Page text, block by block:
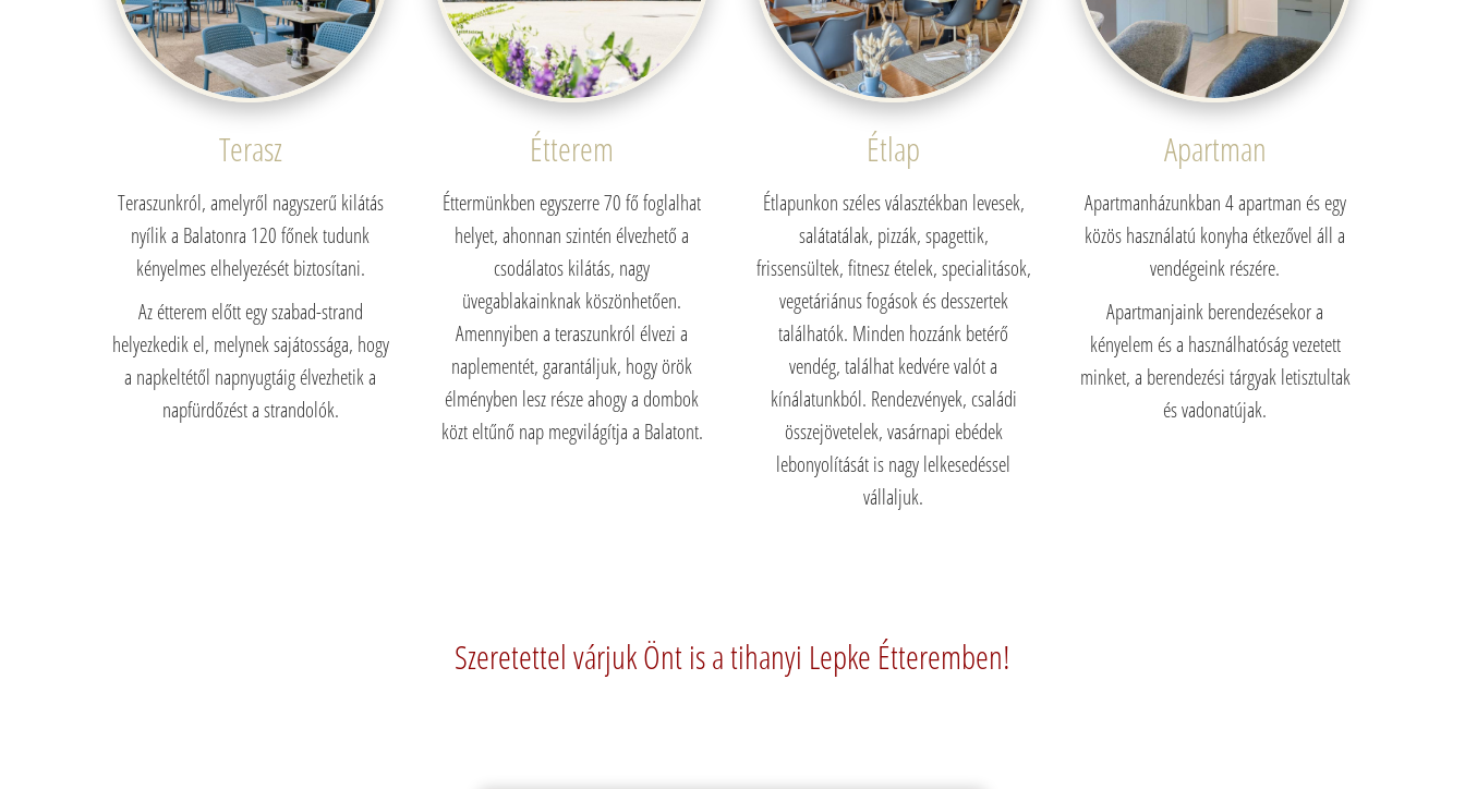
Terasz
Teraszunkról, amelyről nagyszerű kilátás
nyílik a Balatonra 120 főnek tudunk
kényelmes elhelyezését biztosítani.
Az étterem előtt egy szabad-strand
helyezkedik el, melynek sajátossága, hogy
a napkeltétől napnyugtáig élvezhetik a
napfürdőzést a strandolók.
Étterem
Éttermünkben egyszerre 70 fő foglalhat
helyet, ahonnan szintén élvezhető a
csodálatos kilátás, nagy
üvegablakainknak köszönhetően.
Amennyiben a teraszunkról élvezi a
naplementét, garantáljuk, hogy örök
élményben lesz része ahogy a dombok
közt eltűnő nap megvilágítja a Balatont.
Étlap
Étlapunkon széles választékban levesek,
salátatálak, pizzák, spagettik,
frissensültek, fitnesz ételek, specialitások,
vegetáriánus fogások és desszertek
találhatók. Minden hozzánk betérő
vendég, találhat kedvére valót a
kínálatunkból. Rendezvények, családi
összejövetelek, vasárnapi ebédek
lebonyolítását is nagy lelkesedéssel
vállaljuk.
Apartman
Apartmanházunkban 4 apartman és egy
közös használatú konyha étkezővel áll a
vendégeink részére.
Apartmanjaink berendezésekor a
kényelem és a használhatóság vezetett
minket, a berendezési tárgyak letisztultak
és vadonatújak.
Szeretettel várjuk Önt is a tihanyi Lepke Étteremben!